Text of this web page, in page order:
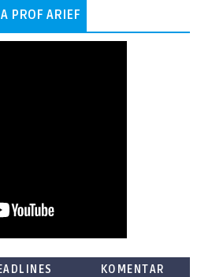
PROF ARIEF
KOMENTAR